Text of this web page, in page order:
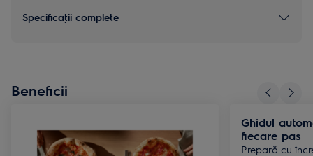
Specificaţii complete
Beneficii
Ghidul
fiecare pas
Prepară cu